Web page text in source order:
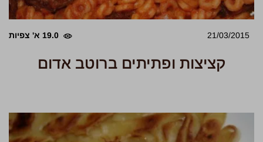
21/03/2015 19.0 א' צפיות
קציצות ופתיתים ברוטב אדום